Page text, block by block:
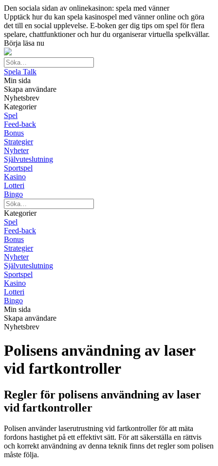
Den sociala sidan av onlinekasinon: spela med vänner
Upptäck hur du kan spela kasinospel med vänner online och göra
det till en social upplevelse. E-boken ger dig tips om spel för flera
spelare, chattfunktioner och hur du organiserar virtuella spelkvällar.
Börja läsa nu
Spela Talk
Min sida
Skapa användare
Nyhetsbrev
Kategorier
Spel
Feed-back
Bonus
Strategier
Nyheter
Självuteslutning
Sportspel
Kasino
Lotteri
Bingo
Kategorier
Spel
Feed-back
Bonus
Strategier
Nyheter
Självuteslutning
Sportspel
Kasino
Lotteri
Bingo
Min sida
Skapa användare
Nyhetsbrev
Polisens användning av laser
vid fartkontroller
Regler för polisens användning av laser
vid fartkontroller
Polisen använder laserutrustning vid fartkontroller för att mäta
fordons hastighet på ett effektivt sätt. För att säkerställa en rättvis
och korrekt användning av denna teknik finns det regler som polisen
måste följa.